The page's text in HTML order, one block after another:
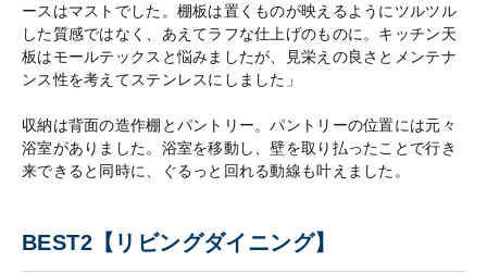
ースはマストでした。棚板は置くものが映えるようにツルツル
した質感ではなく、あえてラフな仕上げのものに。キッチン天
板はモールテックスと悩みましたが、見栄えの良さとメンテナ
ンス性を考えてステンレスにしました」
収納は背面の造作棚とパントリー。パントリーの位置には元々
浴室がありました。浴室を移動し、壁を取り払ったことで行き
来できると同時に、ぐるっと回れる動線も叶えました。
BEST2【リビングダイニング】